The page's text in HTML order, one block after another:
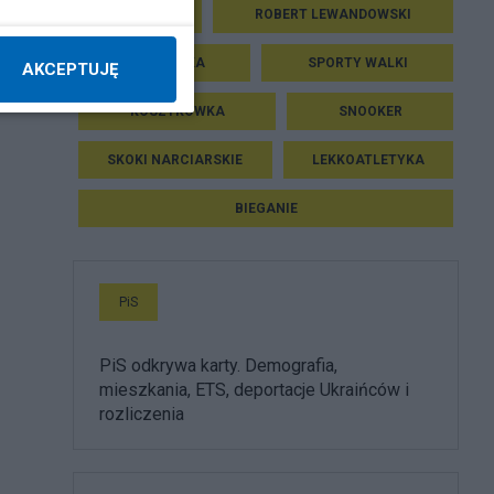
ROBERT LEWANDOWSKI
SIATKÓWKA SPORTY WALKI
KOSZYKÓWKA SNOOKER
SKOKI NARCIARSKIE LEKKOATLETYKA
BIEGANIE
PiS
PiS odkrywa karty. Demografia,
mieszkania, ETS, deportacje Ukraińców i
rozliczenia
AKCEPTUJĘ